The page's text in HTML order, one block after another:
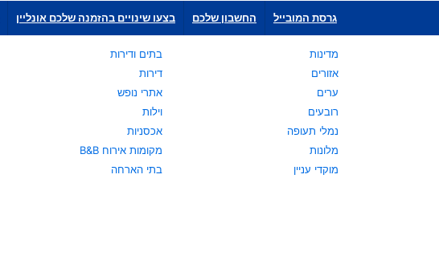
גרסת המובייל החשבון שלכם בצעו שינויים בהזמנה שלכם אונליין
מדינות
אזורים
ערים
רובעים
נמלי תעופה
מלונות
מוקדי עניין
בתים ודירות
דירות
אתרי נופש
וילות
אכסניות
מקומות אירוח B&B
בתי הארחה